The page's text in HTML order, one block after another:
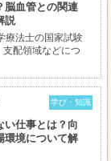
脳血管との関連
説
療法士の国家試験
配領域などにつ
学び・知識
い仕事とは？向
環境について解